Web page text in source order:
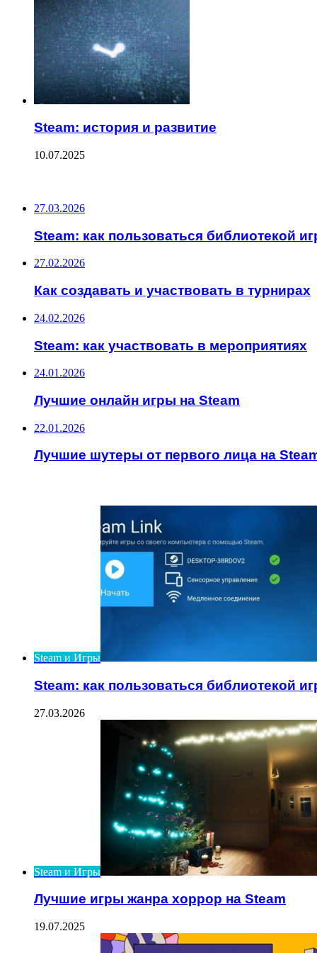
Steam: история и развитие
10.07.2025
27.03.2026
Steam: как пользоваться библиотекой
27.02.2026
Как создавать и участвовать в турнирах
24.02.2026
Steam: как участвовать в мероприятиях
24.01.2026
Лучшие онлайн игры на Steam
22.01.2026
Лучшие шутеры от первого лица на
Steam и Игры
Steam: как пользоваться библиотекой
27.03.2026
Steam и Игры
Лучшие игры жанра хоррор на Steam
19.07.2025